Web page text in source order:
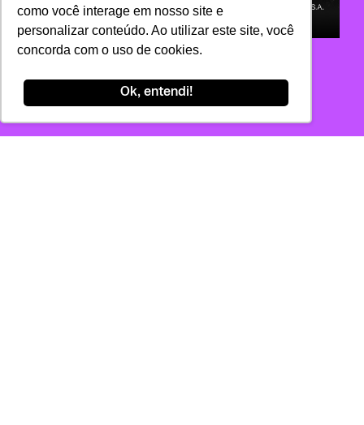
como você interage em nosso site e
personalizar conteúdo. Ao utilizar este site, você
concorda com o uso de cookies.
Ok, entendi!